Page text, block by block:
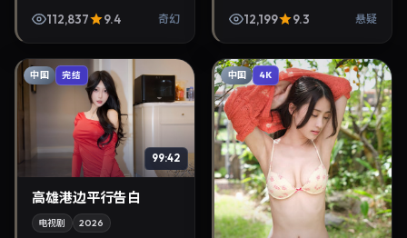
角。2022年5月9日与观众见
112,837 9.4 奇幻
主角。2024年9月17日与观
12,199 9.3 悬疑
中国 完结
99:42
高雄港边平行告白
电视剧 2026
中国 4K